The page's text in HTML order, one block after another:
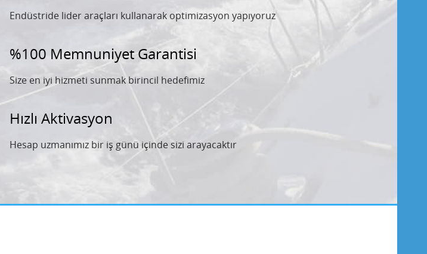
Endüstride lider araçları kullanarak optimizasyon yapıyoruz
%100 Memnuniyet Garantisi
Size en iyi hizmeti sunmak birincil hedefimiz
Hızlı Aktivasyon
Hesap uzmanımız bir iş günü içinde sizi arayacaktır